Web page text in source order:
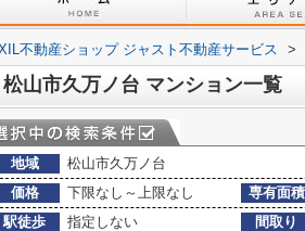
不動産ショップ ジャスト不動産サービス >
松山市久万ノ台 マンション一覧
地域
松山市久万ノ台
価格
下限なし～上限なし 専有面積
駅徒歩
指定しない 間取り